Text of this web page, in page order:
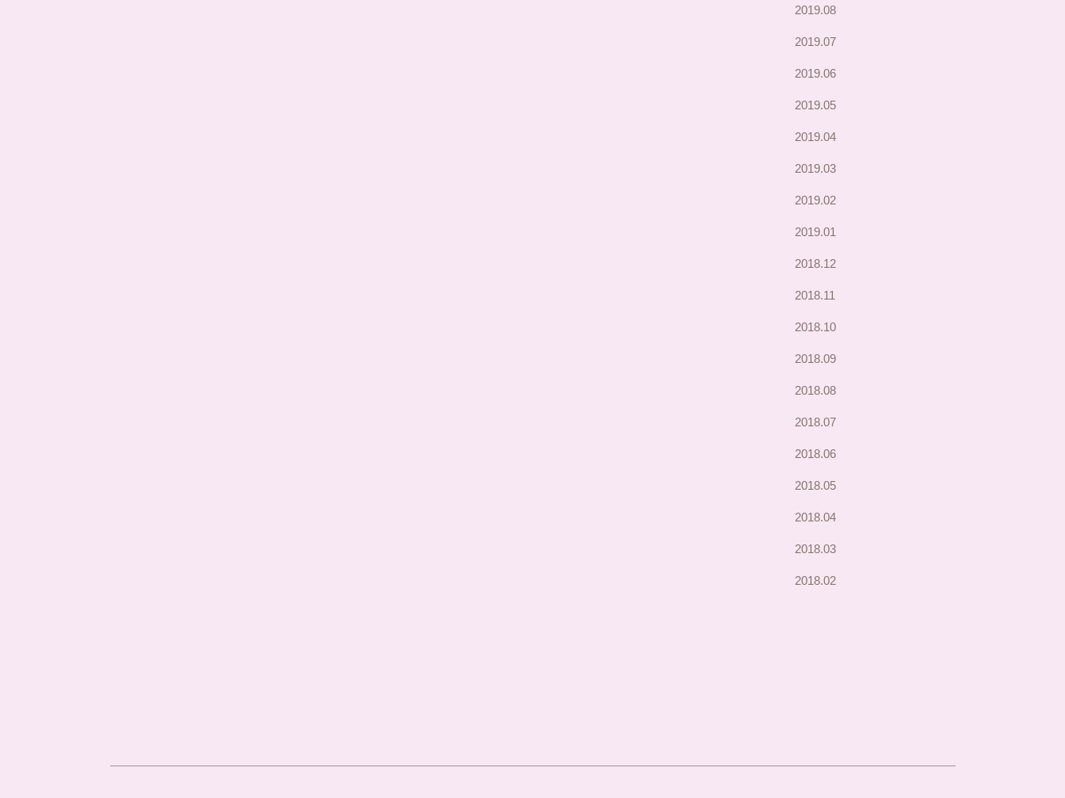
2019.08
2019.07
2019.06
2019.05
2019.04
2019.03
2019.02
2019.01
2018.12
2018.11
2018.10
2018.09
2018.08
2018.07
2018.06
2018.05
2018.04
2018.03
2018.02